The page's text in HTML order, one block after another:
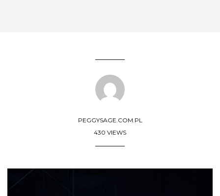
PEGGYSAGE.COM.PL
430 VIEWS